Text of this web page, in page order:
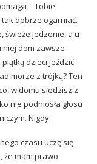
– Tobie
dobrze ogarniać.
świeże jedzenie, a u
niej dom zawsze
dzieci jeździć
morze z trójką? Ten
w domu siedzisz z
nie podniosła głosu
Nigdy.
czasu uczę się
że mam prawo